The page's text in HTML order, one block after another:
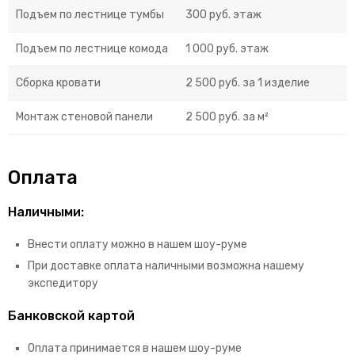
Подъем по лестнице тумбы 300 руб. этаж
Подъем по лестнице комода 1 000 руб. этаж
Сборка кровати 2 500 руб. за 1 изделие
Монтаж стеновой панели 2 500 руб. за м²
Оплата
Наличными:
Внести оплату можно в нашем шоу-руме
При доставке оплата наличными возможна нашему
экспедитору
Банковской картой
Оплата принимается в нашем шоу-руме